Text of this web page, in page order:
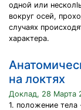
одной или
вокруг осей,
случаях
характера.
на локтях
Доклад, 28 Марта
1. положение